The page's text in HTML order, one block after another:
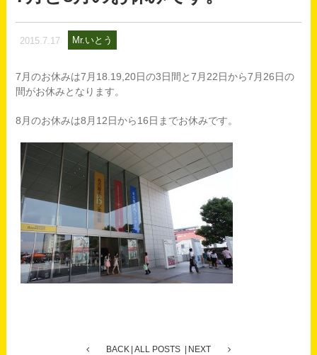
2015.7.17 Mr.いとう
7月のお休みは7月18.19,20日の3日間と7月22日から7月26日の
間がお休みとなります。
8月のお休みは8月12日から16日までお休みです。
BACK ALL POSTS NEXT